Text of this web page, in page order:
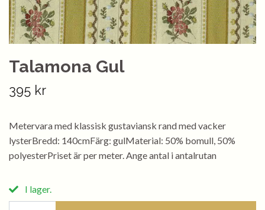
Talamona Gul
395 kr
Metervara med klassisk gustaviansk rand med vacker
lysterBredd: 140cmFärg: gulMaterial: 50% bomull, 50%
polyesterPriset är per meter. Ange antal i antalrutan
I lager.